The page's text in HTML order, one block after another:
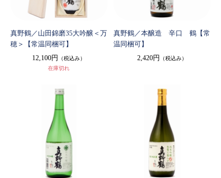
真野鶴／山田錦磨35大吟醸＜万
穂＞【常温同梱可】
12,100円
（税込み）
在庫切れ
真野鶴／本醸造 辛口 鶴【常
温同梱可】
2,420円
（税込み）